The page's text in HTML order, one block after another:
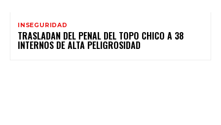
INSEGURIDAD
TRASLADAN DEL PENAL DEL TOPO CHICO A 38
INTERNOS DE ALTA PELIGROSIDAD